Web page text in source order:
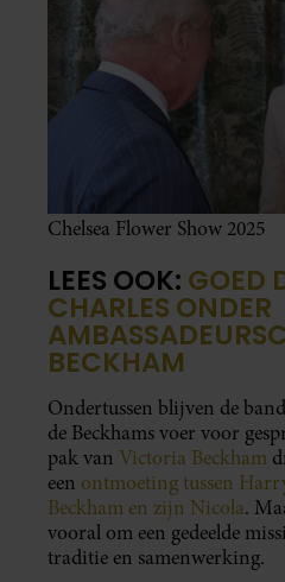
Chelsea Flower Show 2025
LEES OOK: GOED
CHARLES ONDER
BECKHAM
Ondertussen blijven de
de Beckhams voer voor
pak van Victoria Beckham
een ontmoeting tussen
Beckham en zijn Nicola.
vooral om een gedeelde
traditie en samenwerking.